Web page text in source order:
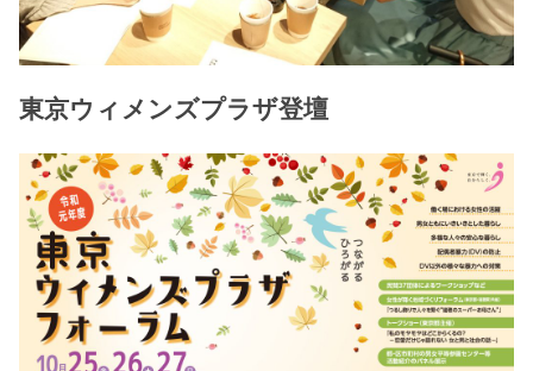
東京ウィメンズプラザ登壇